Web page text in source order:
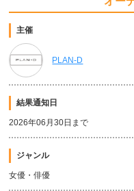
主催
PLAN-D
結果通知日
2026年06月30日まで
ジャンル
女優・俳優